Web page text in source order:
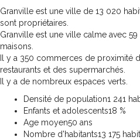
Granville est une ville de 13 020
sont propriétaires.
Granville est une ville calme avec
maisons.
Il y a 350 commerces de proximité
restaurants et des supermarchés.
Il y a de nombreux espaces verts.
Densité de population1 241
Enfants et adolescents18 %
Age moyen50 ans
Nombre d'habitants13 175